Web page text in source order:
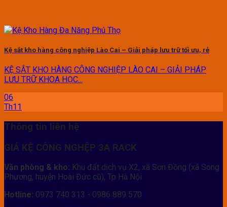
Kệ sắt kho hàng công nghiệp Lào Cai – Giải pháp lưu trữ tối ưu, rẻ
KỆ SẮT KHO HÀNG CÔNG NGHIỆP LÀO CAI – GIẢI PHÁP
LƯU TRỮ KHOA HỌC...
06
Th11
Thông tin liên hệ
GIÁ KỆ CÔNG NGHỆP 3A RACK
Văn phòng & kho: Khu đất dịch vụ X2, xã Sơn Đồng (xã Song
Phương, huyện Hoài Đức cũ), Tp Hà Nội
Hotline: 0973 740 313 - 0986 889 570